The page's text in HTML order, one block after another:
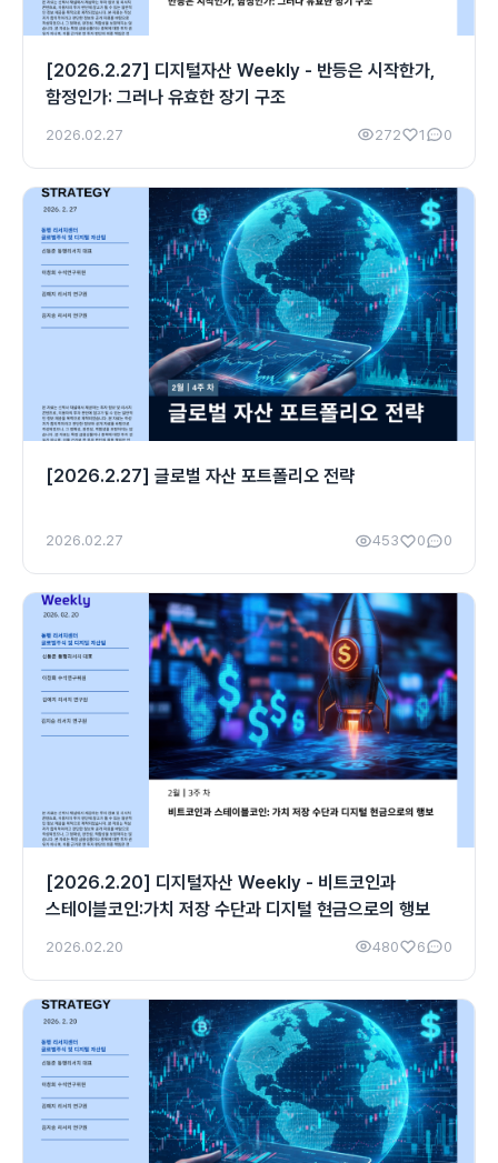
[2026.2.27] 디지털자산 Weekly - 반등은 시작한가,
함정인가: 그러나 유효한 장기 구조
2026.02.27 272 1 0
[2026.2.27] 글로벌 자산 포트폴리오 전략
2026.02.27 453 0 0
[2026.2.20] 디지털자산 Weekly - 비트코인과
스테이블코인:가치 저장 수단과 디지털 현금으로의 행보
2026.02.20 480 6 0